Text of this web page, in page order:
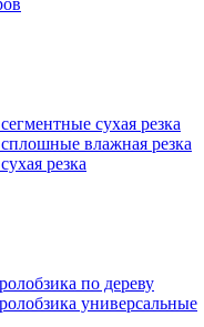
сухая резка
влажная резка
резка
по дереву
универсальные